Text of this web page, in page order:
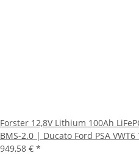
Forster 12,8V Lithium 100Ah
BMS-2.0 | Ducato Ford PSA
949,58 € *